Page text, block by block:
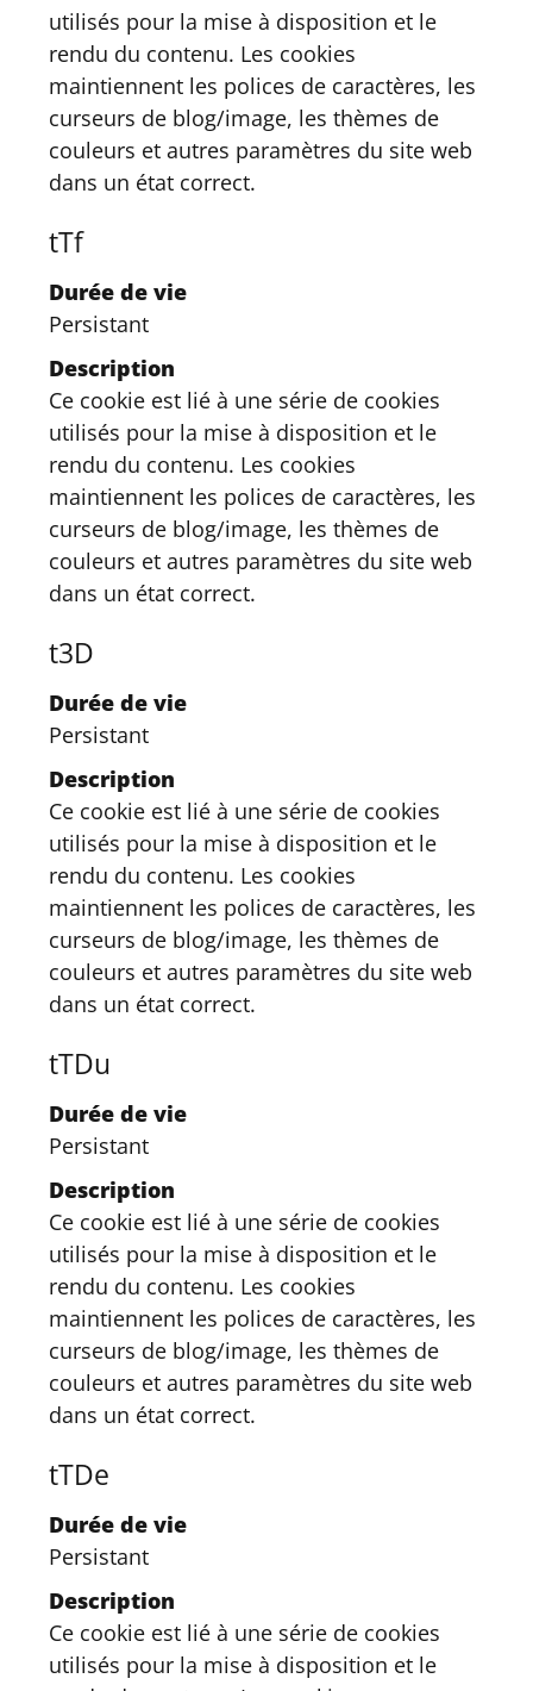
utilisés pour la mise à disposition et le
rendu du contenu. Les cookies
maintiennent les polices de caractères, les
curseurs de blog/image, les thèmes de
couleurs et autres paramètres du site web
dans un état correct.
tTf
Durée de vie
Persistant
Description
Ce cookie est lié à une série de cookies
utilisés pour la mise à disposition et le
rendu du contenu. Les cookies
maintiennent les polices de caractères, les
curseurs de blog/image, les thèmes de
couleurs et autres paramètres du site web
dans un état correct.
t3D
Durée de vie
Persistant
Description
Ce cookie est lié à une série de cookies
utilisés pour la mise à disposition et le
rendu du contenu. Les cookies
maintiennent les polices de caractères, les
curseurs de blog/image, les thèmes de
couleurs et autres paramètres du site web
dans un état correct.
tTDu
Durée de vie
Persistant
Description
Ce cookie est lié à une série de cookies
utilisés pour la mise à disposition et le
rendu du contenu. Les cookies
maintiennent les polices de caractères, les
curseurs de blog/image, les thèmes de
couleurs et autres paramètres du site web
dans un état correct.
tTDe
Durée de vie
Persistant
Description
Ce cookie est lié à une série de cookies
utilisés pour la mise à disposition et le